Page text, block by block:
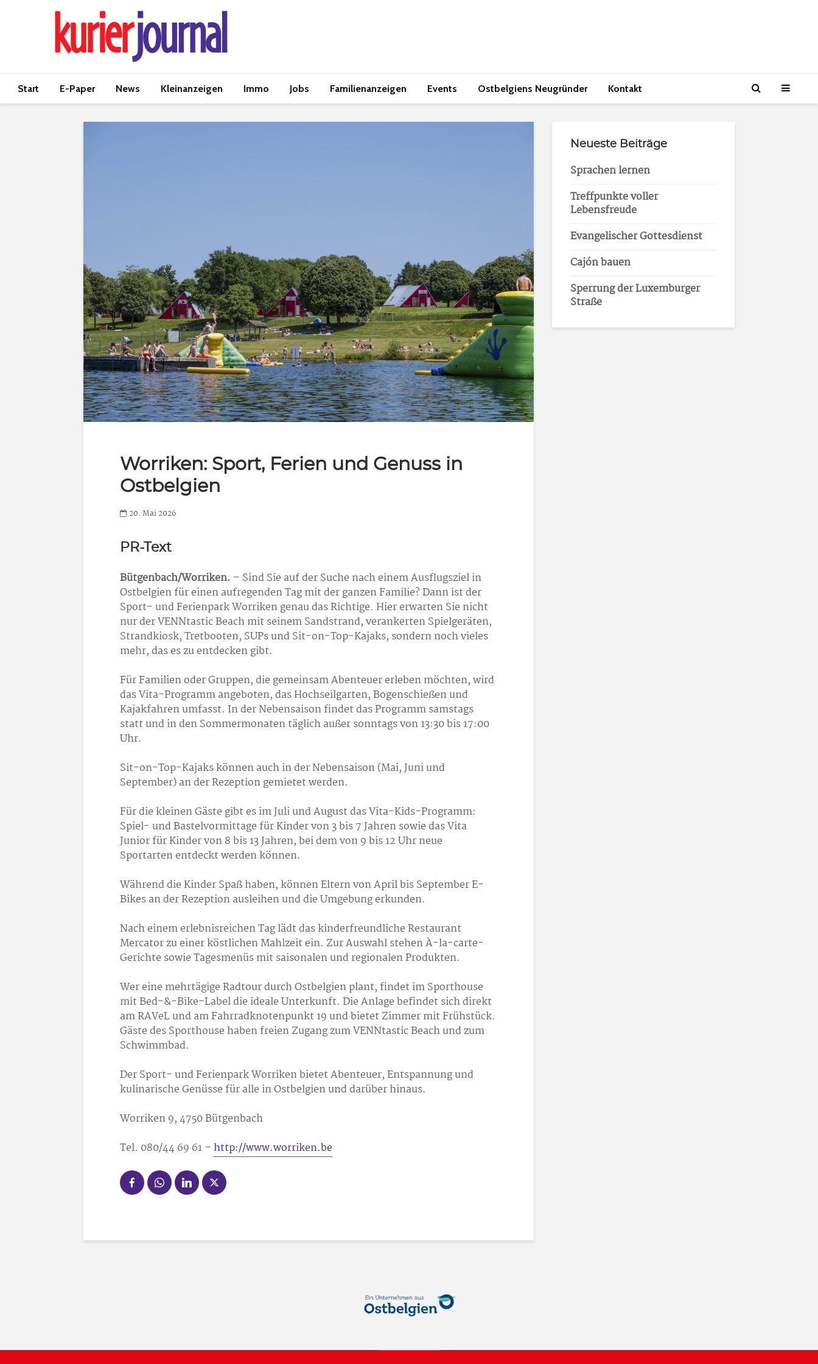
Start E-Paper News Kleinanzeigen Immo Jobs Familienanzeigen Events Ostbelgiens Neugründer Kontakt
Worriken: Sport, Ferien und Genuss in
Ostbelgien
20. Mai 2026
PR-Text
Bütgenbach/Worriken. – Sind Sie auf der Suche nach einem Ausflugsziel in
Ostbelgien für einen aufregenden Tag mit der ganzen Familie? Dann ist der
Sport- und Ferienpark Worriken genau das Richtige. Hier erwarten Sie nicht
nur der VENNtastic Beach mit seinem Sandstrand, verankerten Spielgeräten,
Strandkiosk, Tretbooten, SUPs und Sit-on-Top-Kajaks, sondern noch vieles
mehr, das es zu entdecken gibt.
Für Familien oder Gruppen, die gemeinsam Abenteuer erleben möchten, wird
das Vita-Programm angeboten, das Hochseilgarten, Bogenschießen und
Kajakfahren umfasst. In der Nebensaison findet das Programm samstags
statt und in den Sommermonaten täglich außer sonntags von 13:30 bis 17:00
Uhr.
Sit-on-Top-Kajaks können auch in der Nebensaison (Mai, Juni und
September) an der Rezeption gemietet werden.
Für die kleinen Gäste gibt es im Juli und August das Vita-Kids-Programm:
Spiel- und Bastelvormittage für Kinder von 3 bis 7 Jahren sowie das Vita
Junior für Kinder von 8 bis 13 Jahren, bei dem von 9 bis 12 Uhr neue
Sportarten entdeckt werden können.
Während die Kinder Spaß haben, können Eltern von April bis September E-
Bikes an der Rezeption ausleihen und die Umgebung erkunden.
Nach einem erlebnisreichen Tag lädt das kinderfreundliche Restaurant
Mercator zu einer köstlichen Mahlzeit ein. Zur Auswahl stehen À-la-carte-
Gerichte sowie Tagesmenüs mit saisonalen und regionalen Produkten.
Wer eine mehrtägige Radtour durch Ostbelgien plant, findet im Sporthouse
mit Bed-&-Bike-Label die ideale Unterkunft. Die Anlage befindet sich direkt
am RAVeL und am Fahrradknotenpunkt 19 und bietet Zimmer mit Frühstück.
Gäste des Sporthouse haben freien Zugang zum VENNtastic Beach und zum
Schwimmbad.
Der Sport- und Ferienpark Worriken bietet Abenteuer, Entspannung und
kulinarische Genüsse für alle in Ostbelgien und darüber hinaus.
Worriken 9, 4750 Bütgenbach
Tel. 080/44 69 61 – http://www.worriken.be
Neueste Beiträge
Sprachen lernen
Treffpunkte voller
Lebensfreude
Evangelischer Gottesdienst
Cajón bauen
Sperrung der Luxemburger
Straße